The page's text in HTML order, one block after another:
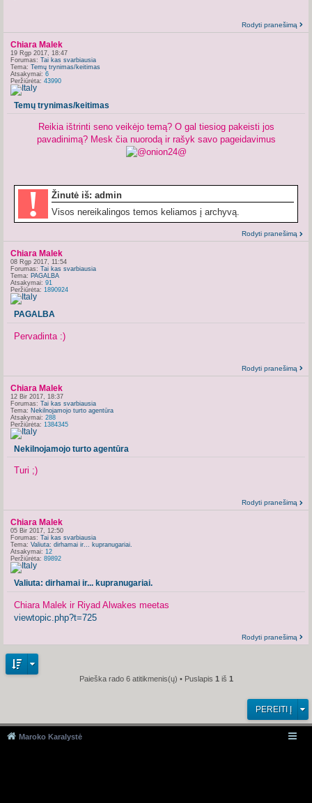
Rodyti pranešimą
Chiara Malek
19 Rgp 2017, 18:47
Forumas: Tai kas svarbiausia
Tema: Temų trynimas/keitimas
Atsakymai: 6
Peržiūrėta: 43990
Temų trynimas/keitimas
Reikia ištrinti seno veikėjo temą? O gal tiesiog pakeisti jos
pavadinimą? Mesk čia nuorodą ir rašyk savo pageidavimus
!
Žinutė iš: admin
Visos nereikalingos temos keliamos į archyvą.
Rodyti pranešimą
Chiara Malek
08 Rgp 2017, 11:54
Forumas: Tai kas svarbiausia
Tema: PAGALBA
Atsakymai: 91
Peržiūrėta: 1890924
PAGALBA
Pervadinta :)
Rodyti pranešimą
Chiara Malek
12 Bir 2017, 18:37
Forumas: Tai kas svarbiausia
Tema: Nekilnojamojo turto agentūra
Atsakymai: 288
Peržiūrėta: 1384345
Nekilnojamojo turto agentūra
Turi ;)
Rodyti pranešimą
Chiara Malek
05 Bir 2017, 12:50
Forumas: Tai kas svarbiausia
Tema: Valiuta: dirhamai ir... kupranugariai.
Atsakymai: 12
Peržiūrėta: 89892
Valiuta: dirhamai ir... kupranugariai.
Chiara Malek ir Riyad Alwakes meetas
viewtopic.php?t=725
Rodyti pranešimą
Paieška rado 6 atitikmenis(ų) • Puslapis 1 iš 1
PEREITI Į
Maroko Karalystė